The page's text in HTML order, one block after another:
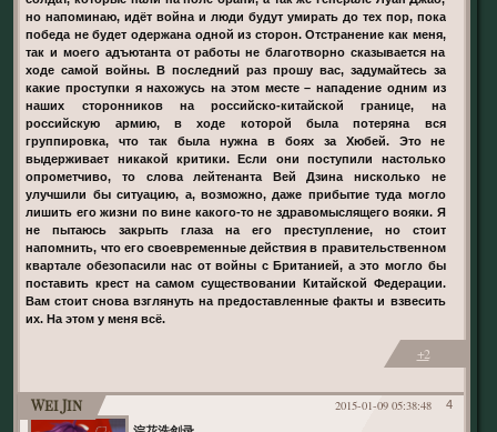
но напоминаю, идёт война и люди будут умирать до тех пор, пока
победа не будет одержана одной из сторон. Отстранение как меня,
так и моего адъютанта от работы не благотворно сказывается на
ходе самой войны. В последний раз прошу вас, задумайтесь за
какие проступки я нахожусь на этом месте – нападение одним из
наших сторонников на российско-китайской границе, на
российскую армию, в ходе которой была потеряна вся
группировка, что так была нужна в боях за Хюбей. Это не
выдерживает никакой критики. Если они поступили настолько
опрометчиво, то слова лейтенанта Вей Дзина нисколько не
улучшили бы ситуацию, а, возможно, даже прибытие туда могло
лишить его жизни по вине какого-то не здравомыслящего вояки. Я
не пытаюсь закрыть глаза на его преступление, но стоит
напомнить, что его своевременные действия в правительственном
квартале обезопасили нас от войны с Британией, а это могло бы
поставить крест на самом существовании Китайской Федерации.
Вам стоит снова взглянуть на предоставленные факты и взвесить
их. На этом у меня всё.
+2
4
2015-01-09 05:38:48
Wei Jin